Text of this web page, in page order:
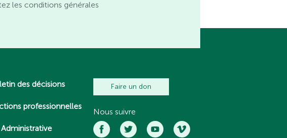
les conditions générales
des décisions
professionnelles
Faire un don
Nous suivre